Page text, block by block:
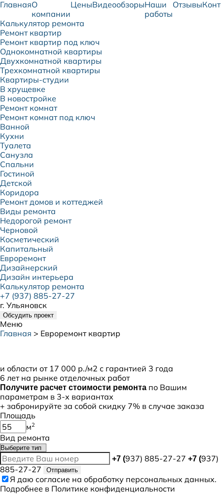
ГлавнаяО
компании
ЦеныВидеообзорыНаши
работы
Отзывы
Калькулятор ремонта
Ремонт квартир
Ремонт квартир под ключ
Однокомнатной квартиры
Двухкомнатной квартиры
Трехкомнатной квартиры
Квартиры-студии
В хрущевке
В новостройке
Ремонт комнат
Ремонт комнат под ключ
Ванной
Кухни
Туалета
Санузла
Спальни
Гостиной
Детской
Коридора
Ремонт домов и коттеджей
Виды ремонта
Недорогой ремонт
Черновой
Косметический
Капитальный
Евроремонт
Дизайнерский
Дизайн интерьера
Калькулятор ремонта
+7 (937) 885-27-27
г. Ульяновск
Обсудить проект
Меню
Главная > Евроремонт квартир
и области от 17 000 р./м2 с гарантией 3 года
6 лет на рынке отделочных работ
Получите расчет стоимости ремонта по Вашим
параметрам в 3-х вариантах
+ забронируйте за собой скидку 7% в случае заказа
Площадь
м2
Вид ремонта
+7 (937) 885-27-27 +7 (937)
885-27-27
Отправить
Я даю согласие на обработку персональных данных.
Подробнее в Политике конфиденциальности